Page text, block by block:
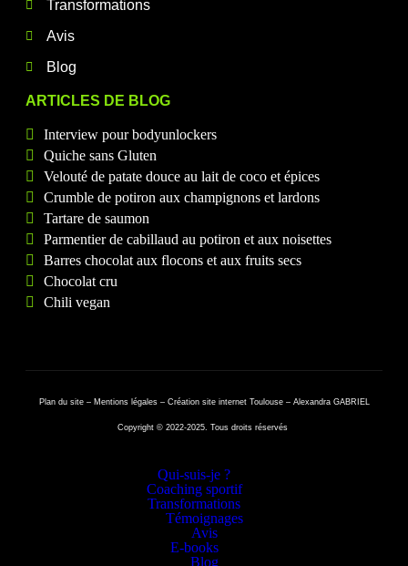
Transformations
Avis
Blog
ARTICLES DE BLOG
Interview pour bodyunlockers
Quiche sans Gluten
Velouté de patate douce au lait de coco et épices
Crumble de potiron aux champignons et lardons
Tartare de saumon
Parmentier de cabillaud au potiron et aux noisettes
Barres chocolat aux flocons et aux fruits secs
Chocolat cru
Chili vegan
Plan du site– Mentions légales– Création site internet Toulouse – Alexandra GABRIEL
Copyright © 2022-2025. Tous droits réservés
Qui-suis-je ?
Coaching sportif
Transformations
Témoignages
Avis
E-books
Blog